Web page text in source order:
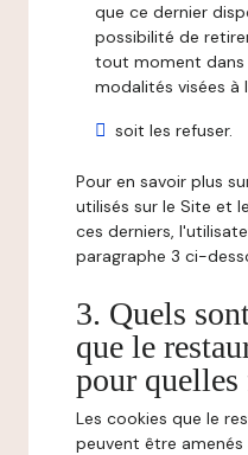
que ce dernier
possibilité de
tout moment dans
modalités visées
soit les refuser.
Pour en savoir plus
utilisés sur le Site et
ces derniers,
paragraphe 3 ci-
3. Quels
que le
pour
Les cookies que le
peuvent être